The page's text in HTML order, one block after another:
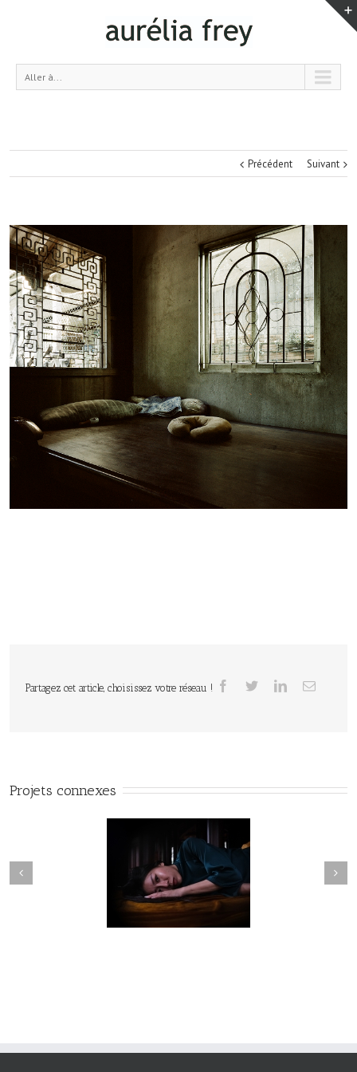
Aller à...
Précédent Suivant
Partagez cet article, choisissez votre réseau !
Projets connexes
Fleuve #040
Fleuve #039